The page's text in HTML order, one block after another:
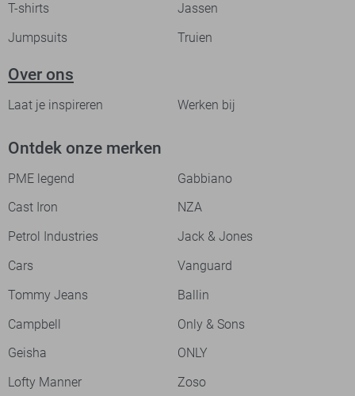
T-shirts
Jassen
Jumpsuits
Truien
Over ons
Laat je inspireren Werken bij
Ontdek onze merken
PME legend
Gabbiano
Cast Iron
NZA
Petrol Industries
Jack & Jones
Cars
Vanguard
Tommy Jeans
Ballin
Campbell
Only & Sons
Geisha
ONLY
Lofty Manner
Zoso